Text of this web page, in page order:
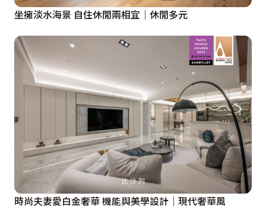
坐擁淡水海景 自住休閒兩相宜│休閒多元
時尚夫妻愛白金奢華 機能與美學設計│現代奢華風